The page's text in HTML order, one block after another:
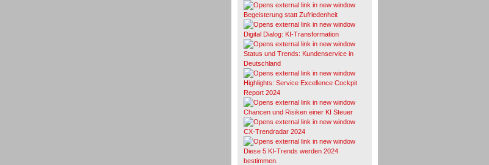
Begeisterung statt Zufriedenheit
Digital Dialog: KI-Transformation
Status und Trends: Kundenservice in
Deutschland
Highlights: Service Excellence Cockpit
Report 2024
Chancen und Risiken einer KI Steuer
CX-Trendradar 2024
Diese 5 KI-Trends werden 2024
bestimmen.